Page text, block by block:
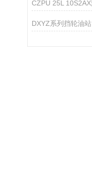
DXYZ系列挡轮油站